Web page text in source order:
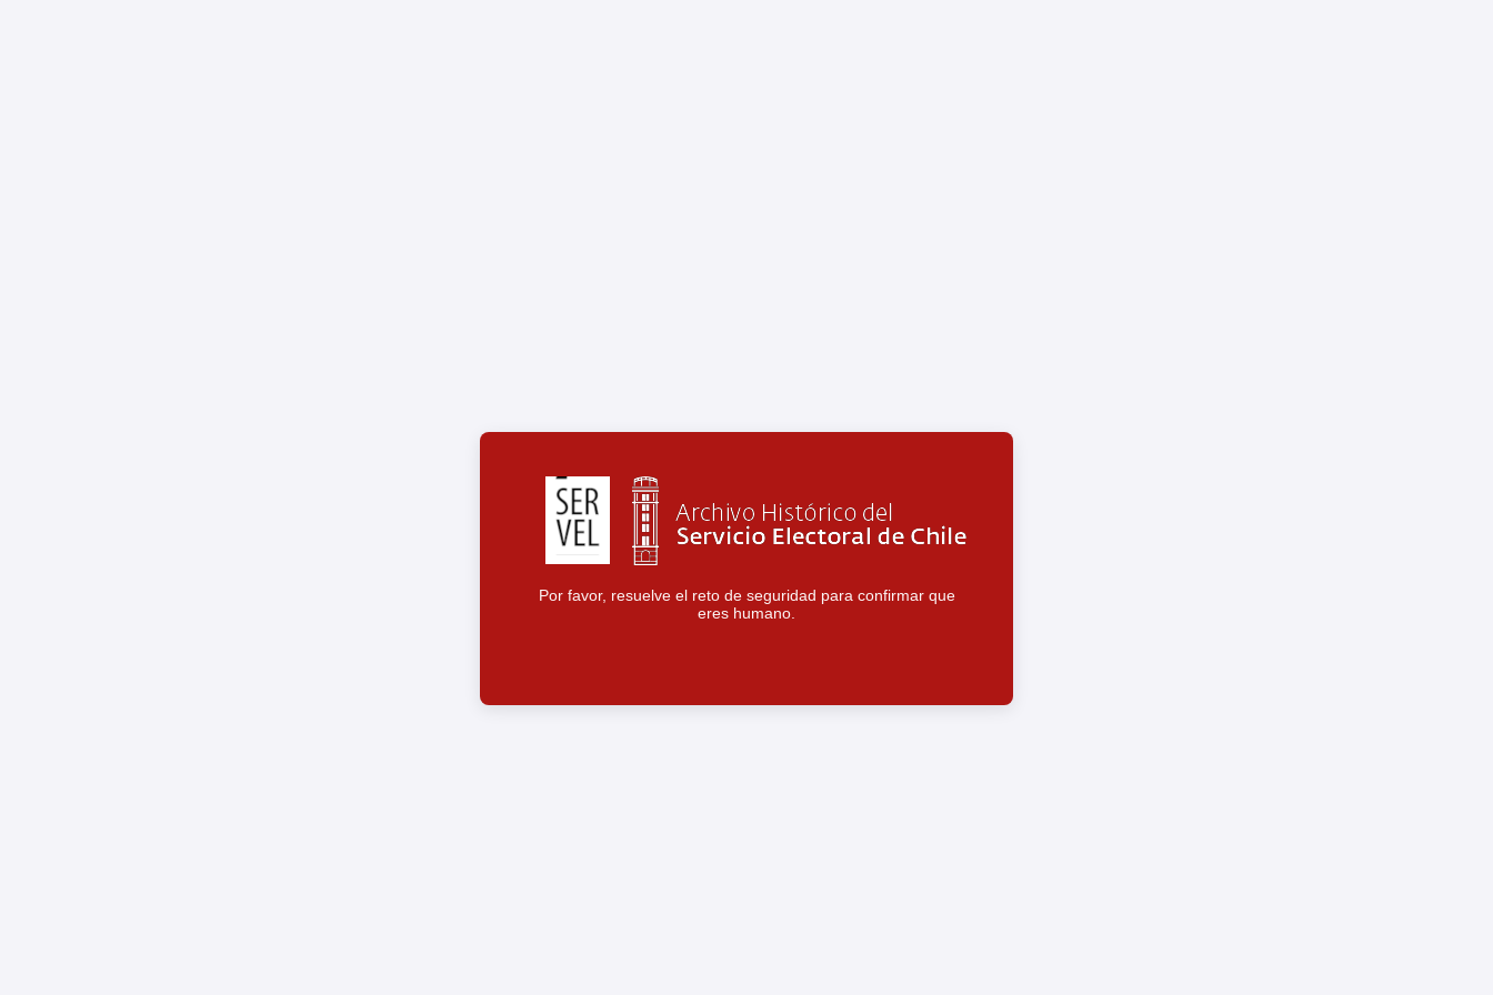
Por favor, resuelve el reto de seguridad para confirmar que
eres humano.